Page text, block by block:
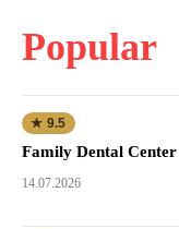
Popular
★ 9.5
Family Dental
14.07.2026